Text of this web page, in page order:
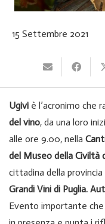
15 Settembre 2021
Ugivi è l’acronimo che
del vino, da una loro
alle ore 9.00, nella
del Museo della Civiltà
cittadina della
Grandi Vini di Puglia.
Evento importante che